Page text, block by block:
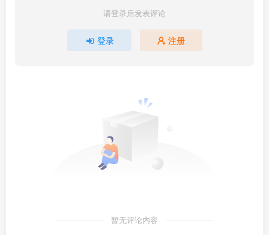
请登录后发表评论
登录 注册
暂无评论内容